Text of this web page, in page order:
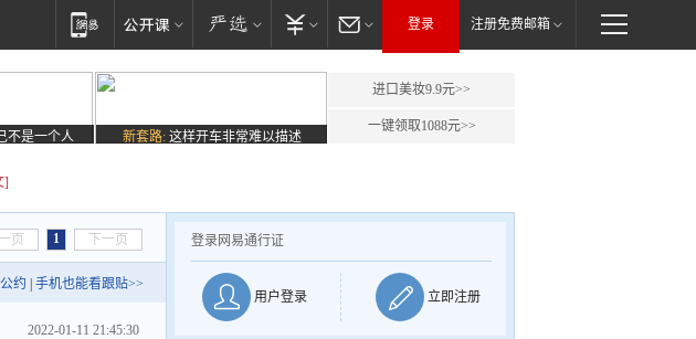
登录 注册免费邮箱
不是一个人 新套路: 这样开车非常难以描述
进口美妆9.9元>>
一键领取1088元>>
]
页 1 下一页
约 手机也能看跟贴>>
2022-01-11 21:45:30
登录网易通行证
用户登录 立即注册